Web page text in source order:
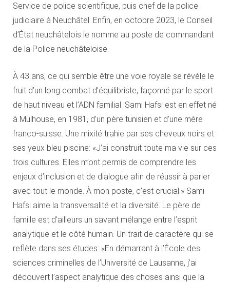
Service de police scientifique, puis chef de la police
judiciaire à Neuchâtel. Enfin, en octobre 2023, le Conseil
d’État neuchâtelois le nomme au poste de commandant
de la Police neuchâteloise.
À 43 ans, ce qui semble être une voie royale se révèle le
fruit d’un long combat d’équilibriste, façonné par le sport
de haut niveau et l’ADN familial. Sami Hafsi est en effet né
à Mulhouse, en 1981, d’un père tunisien et d’une mère
franco-suisse. Une mixité trahie par ses cheveux noirs et
ses yeux bleu piscine: «J’ai construit toute ma vie sur ces
trois cultures. Elles m’ont permis de comprendre les
enjeux d’inclusion et de dialogue afin de réussir à parler
avec tout le monde. À mon poste, c’est crucial.» Sami
Hafsi aime la transversalité et la diversité. Le père de
famille est d’ailleurs un savant mélange entre l’esprit
analytique et le côté humain. Un trait de caractère qui se
reflète dans ses études: «En démarrant à l’École des
sciences criminelles de l’Université de Lausanne, j’ai
découvert l’aspect analytique des choses ainsi que la